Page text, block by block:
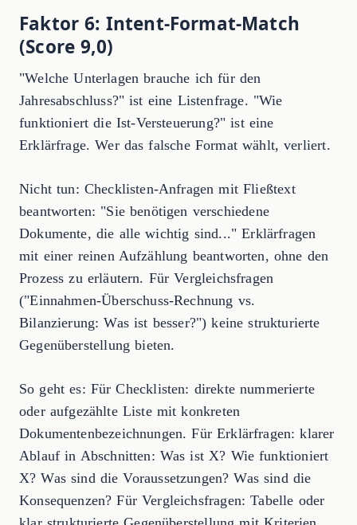
Faktor 6: Intent-Format-Match
(Score 9,0)
"Welche Unterlagen brauche ich für den
Jahresabschluss?" ist eine Listenfrage. "Wie
funktioniert die Ist-Versteuerung?" ist eine
Erklärfrage. Wer das falsche Format wählt, verliert.
Nicht tun: Checklisten-Anfragen mit Fließtext
beantworten: "Sie benötigen verschiedene
Dokumente, die alle wichtig sind..." Erklärfragen
mit einer reinen Aufzählung beantworten, ohne den
Prozess zu erläutern. Für Vergleichsfragen
("Einnahmen-Überschuss-Rechnung vs.
Bilanzierung: Was ist besser?") keine strukturierte
Gegenüberstellung bieten.
So geht es: Für Checklisten: direkte nummerierte
oder aufgezählte Liste mit konkreten
Dokumentenbezeichnungen. Für Erklärfragen: klarer
Ablauf in Abschnitten: Was ist X? Wie funktioniert
X? Was sind die Voraussetzungen? Was sind die
Konsequenzen? Für Vergleichsfragen: Tabelle oder